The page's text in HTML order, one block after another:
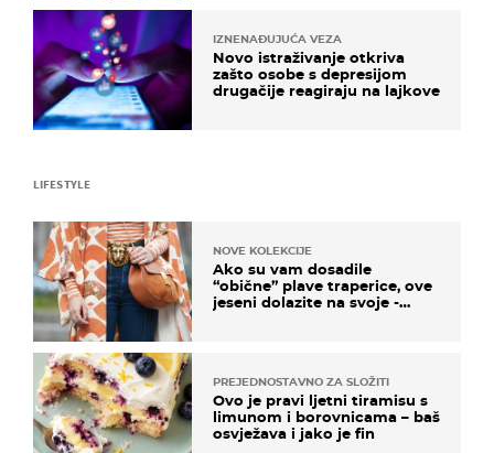
IZNENAĐUJUĆA VEZA
Novo istraživanje otkriva
zašto osobe s depresijom
drugačije reagiraju na lajkove
LIFESTYLE
NOVE KOLEKCIJE
Ako su vam dosadile
“obične” plave traperice, ove
jeseni dolazite na svoje -
PREJEDNOSTAVNO ZA SLOŽITI
Ovo je pravi ljetni tiramisu s
limunom i borovnicama – baš
osvježava i jako je fin